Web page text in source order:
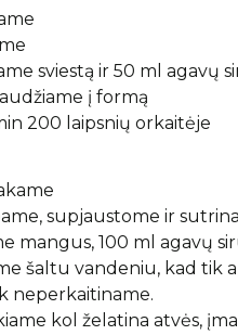
sviestą ir 50 ml agavų
į formą
200 laipsnių orkaitėje
supjaustome ir
mangus, 100 ml agavų
šaltu vandeniu, kad tik
neperkaitiname.
kol želatina atvės,